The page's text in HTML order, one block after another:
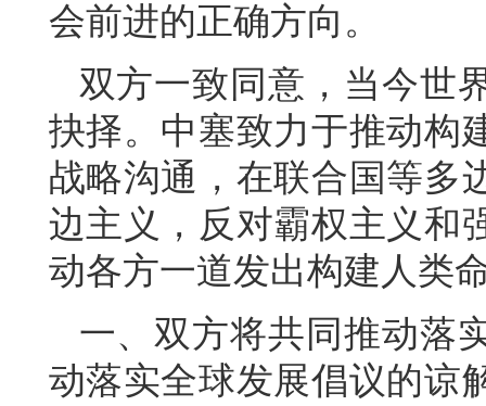
会前进的正确方向。
双方一致同意，当今世
抉择。中塞致力于推动构
战略沟通，在联合国等多
边主义，反对霸权主义和
动各方一道发出构建人类
一、双方将共同推动落
动落实全球发展倡议的谅